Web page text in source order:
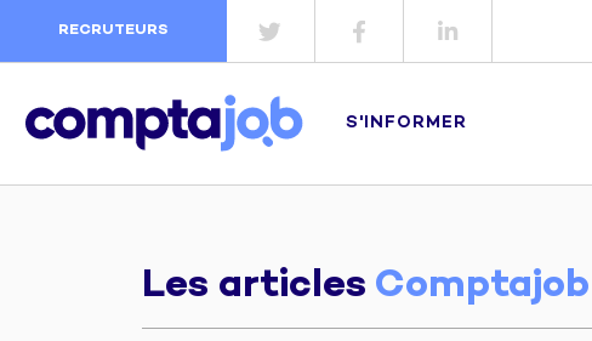
RECRUTEURS
S'INFORMER
Les articles Comptajob